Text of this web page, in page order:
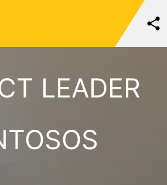
LEADER